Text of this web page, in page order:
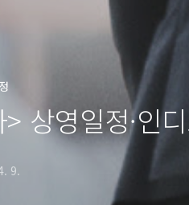
상영일정·인
9.